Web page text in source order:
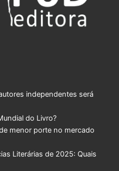
independentes será
do Livro?
menor porte no mercado
Literárias de 2025: Quais